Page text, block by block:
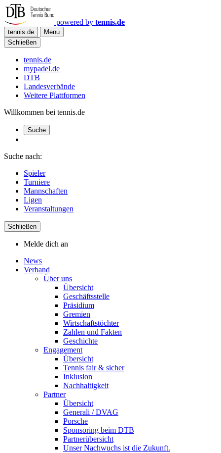
powered by tennis.de
tennis.de
Menu
Schließen
tennis.de
mypadel.de
DTB
Landesverbände
Weitere Plattformen
Willkommen bei tennis.de
Suche
Suche nach:
Spieler
Turniere
Mannschaften
Ligen
Veranstaltungen
Schließen
Melde dich an
News
Verband
Über uns
Übersicht
Geschäftsstelle
Präsidium
Gremien
Wirtschaftstöchter
Zahlen und Fakten
Geschichte
Engagement
Übersicht
Tennis fair & sicher
Inklusion
Nachhaltigkeit
Partner
Übersicht
Generali / DVAG
Porsche
Sponsoring beim DTB
Partnerübersicht
Unser Nachwuchs ist die Zukunft.